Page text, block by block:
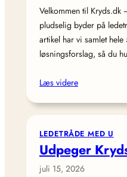
Velkommen til
pludselig byder på
artikel har vi samlet
løsningsforslag, så du
Læs videre
LEDETRÅDE MED U
Udpeger
juli 15, 2026